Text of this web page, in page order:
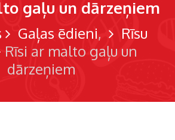
gaļu un dārzeņiem
Gaļas ēdieni
Rīsu
Rīsi ar malto gaļu un
dārzeņiem